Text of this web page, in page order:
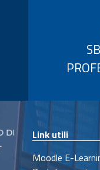
Link utili
Moodle E-